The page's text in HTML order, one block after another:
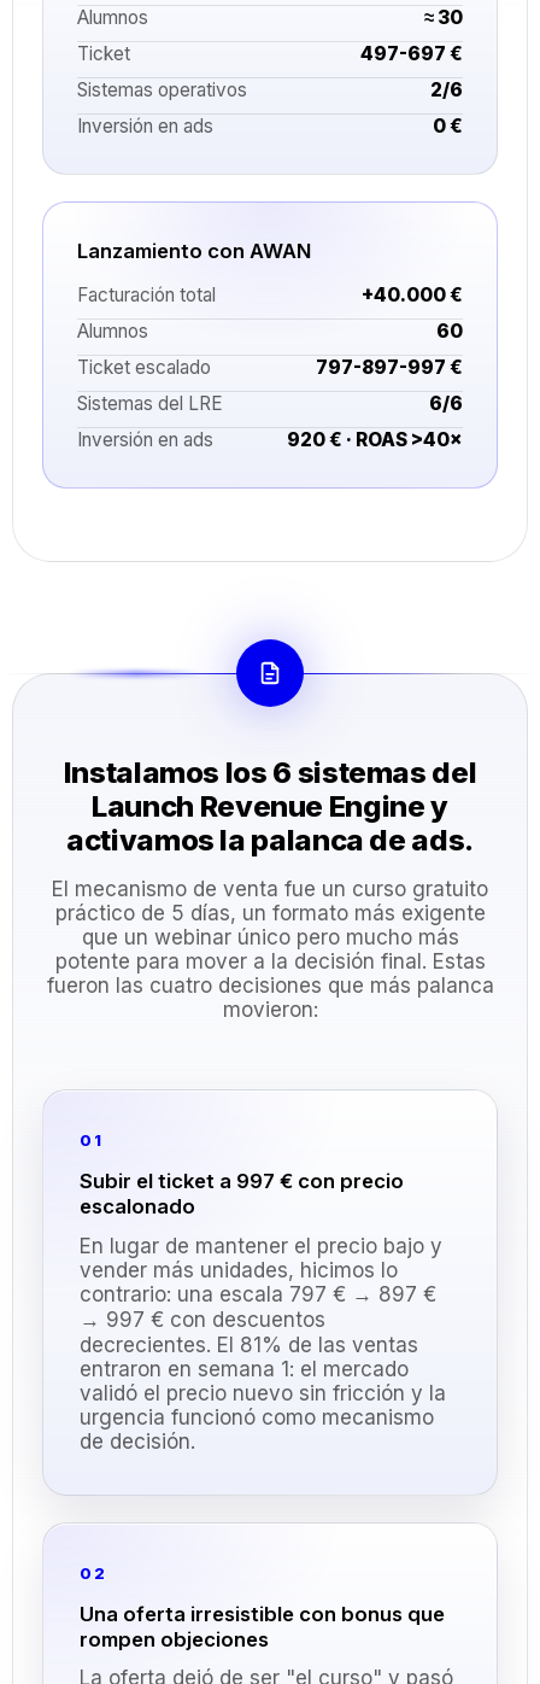
Alumnos
≈ 30
Ticket
497-697 €
Sistemas operativos
2/6
Inversión en ads
0 €
Lanzamiento con AWAN
Facturación total
+40.000 €
Alumnos
60
Ticket escalado
797-897-997 €
Sistemas del LRE
6/6
Inversión en ads
920 € · ROAS >40×
Instalamos los 6 sistemas del
Launch Revenue Engine y
activamos la palanca de ads.
El mecanismo de venta fue un curso gratuito
práctico de 5 días, un formato más exigente
que un webinar único pero mucho más
potente para mover a la decisión final. Estas
fueron las cuatro decisiones que más palanca
movieron:
01
Subir el ticket a 997 € con precio
escalonado
En lugar de mantener el precio bajo y
vender más unidades, hicimos lo
contrario: una escala 797 € → 897 €
→ 997 € con descuentos
decrecientes. El 81% de las ventas
entraron en semana 1: el mercado
validó el precio nuevo sin fricción y la
urgencia funcionó como mecanismo
de decisión.
02
Una oferta irresistible con bonus que
rompen objeciones
La oferta dejó de ser "el curso" y pasó